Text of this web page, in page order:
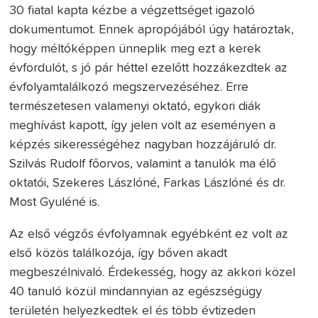
30 fiatal kapta kézbe a végzettséget igazoló
dokumentumot. Ennek apropójából úgy határoztak,
hogy méltóképpen ünneplik meg ezt a kerek
évfordulót, s jó pár héttel ezelőtt hozzákezdtek az
évfolyamtalálkozó megszervezéséhez. Erre
természetesen valamenyi oktató, egykori diák
meghívást kapott, így jelen volt az eseményen a
képzés sikerességéhez nagyban hozzájáruló dr.
Szilvás Rudolf főorvos, valamint a tanulók ma élő
oktatói, Szekeres Lászlóné, Farkas Lászlóné és dr.
Most Gyuléné is.
Az első végzős évfolyamnak egyébként ez volt az
első közös találkozója, így bőven akadt
megbeszélnivaló. Érdekesség, hogy az akkori közel
40 tanuló közül mindannyian az egészségügy
területén helyezkedtek el és több évtizeden